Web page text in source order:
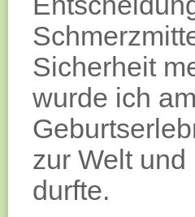
Sicherheit
wurde ich
zur Welt
durfte.